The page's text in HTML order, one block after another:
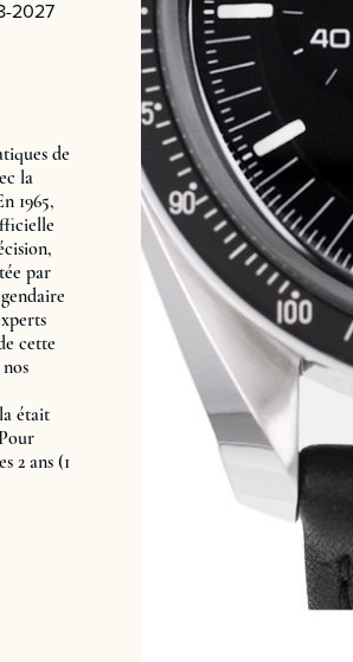
2027
de
la
1965,
par
cette
était
2 ans (1